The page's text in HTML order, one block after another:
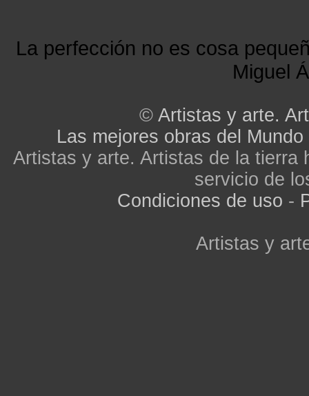
La perfección no es cosa
Miguel
© Artistas y arte.
Las mejores obras del Mundo
Artistas y arte. Artistas de la tierra
servicio de
Condiciones de uso -
Artistas y